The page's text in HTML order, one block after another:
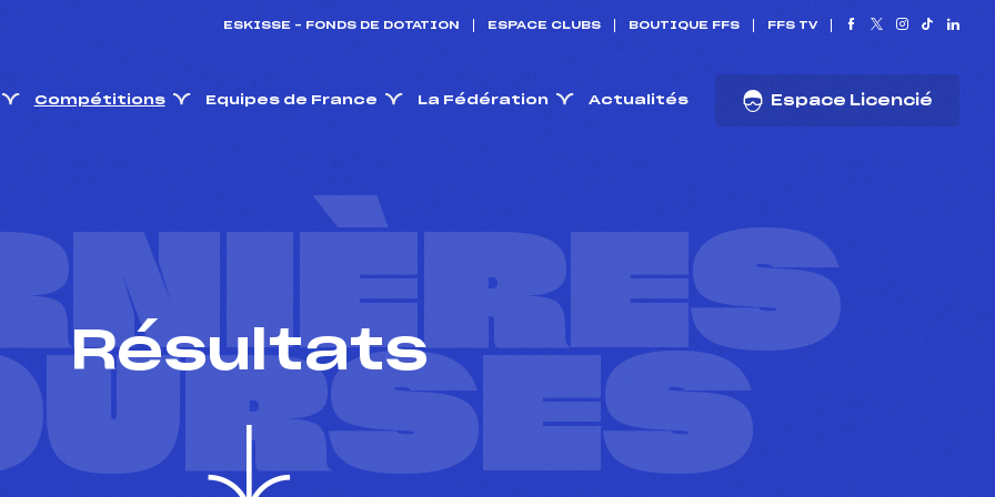
ESKISSE – FONDS DE DOTATION ESPACE CLUBS BOUTIQUE FFS FFS TV
Compétitions Equipes de France La Fédération Actualités Espace Licencié
Résultats